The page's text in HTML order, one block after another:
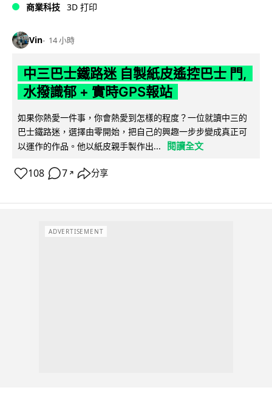
商業科技 3D 打印
Vin 14 小時
中三巴士鐵路迷 自製紙皮遙控巴士 門,
水撥識郁 + 實時GPS報站
如果你熱愛一件事，你會熱愛到怎樣的程度？一位就讀中三的
巴士鐵路迷，選擇由零開始，把自己的興趣一步步變成真正可
以運作的作品。他以紙皮親手製作出...
閱讀全文
108 7 ↗ 分享
ADVERTISEMENT